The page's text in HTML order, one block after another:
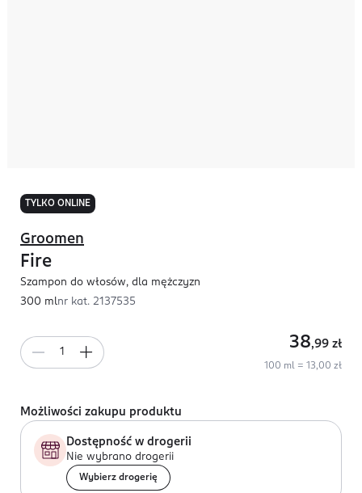
TYLKO ONLINE
Groomen
Fire
Szampon do włosów, dla mężczyzn
300 mlnr kat. 2137535
38,99 zł
100 ml = 13,00 zł
Możliwości zakupu produktu
Dostępność w drogerii
Nie wybrano drogerii
Wybierz drogerię